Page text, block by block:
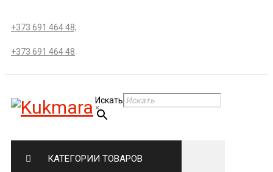
+373 691 464 48;
+373 691 464 48
Искать
×
КАТЕГОРИИ ТОВАРОВ